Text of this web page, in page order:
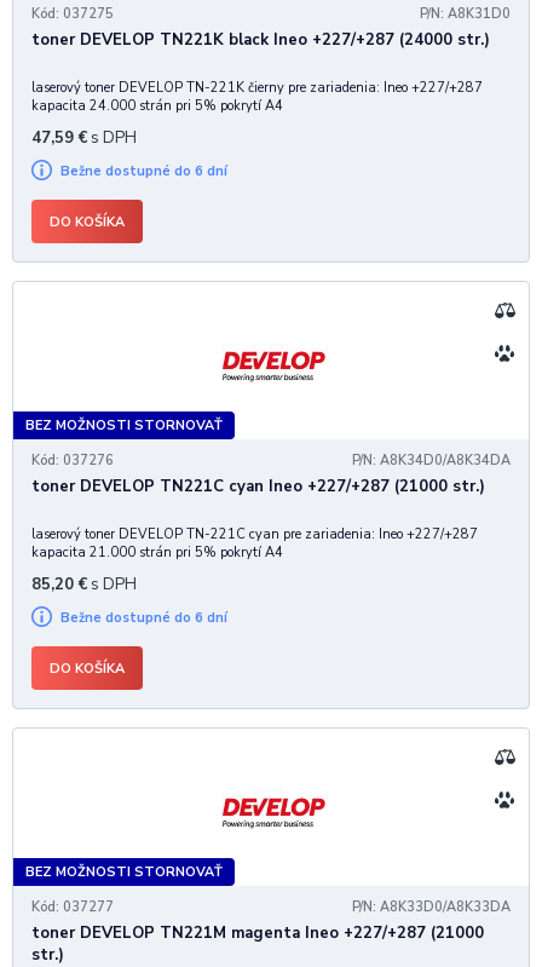
Kód: 037275
P/N: A8K31D0
toner DEVELOP TN221K black Ineo +227/+287 (24000 str.)
laserový toner DEVELOP TN-221K čierny pre zariadenia: Ineo +227/+287
kapacita 24.000 strán pri 5% pokrytí A4
47,59 € s DPH
Bežne dostupné do 6 dní
DO KOŠÍKA
BEZ MOŽNOSTI STORNOVAŤ
Kód: 037276
P/N: A8K34D0/A8K34DA
toner DEVELOP TN221C cyan Ineo +227/+287 (21000 str.)
laserový toner DEVELOP TN-221C cyan pre zariadenia: Ineo +227/+287
kapacita 21.000 strán pri 5% pokrytí A4
85,20 € s DPH
Bežne dostupné do 6 dní
DO KOŠÍKA
BEZ MOŽNOSTI STORNOVAŤ
Kód: 037277
P/N: A8K33D0/A8K33DA
toner DEVELOP TN221M magenta Ineo +227/+287 (21000
str.)